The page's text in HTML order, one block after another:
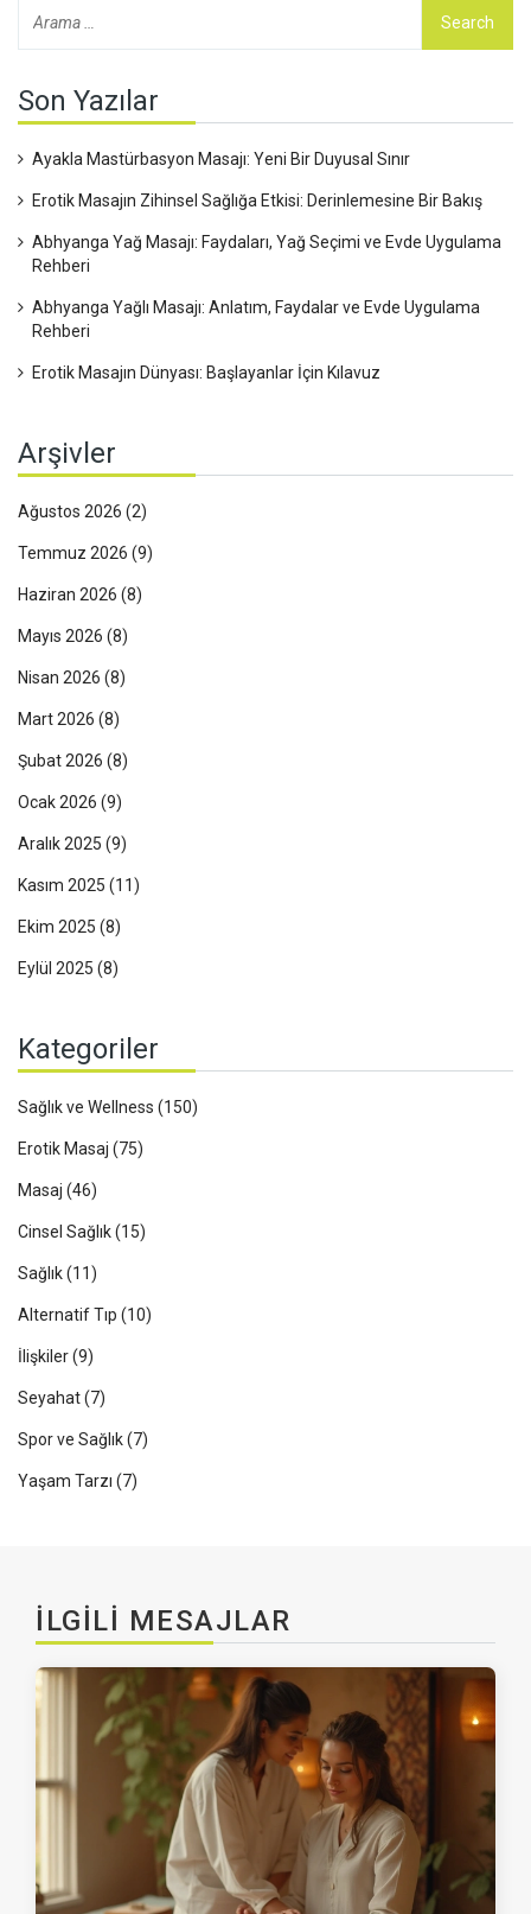
Son Yazılar
Ayakla Mastürbasyon Masajı: Yeni Bir Duyusal Sınır
Erotik Masajın Zihinsel Sağlığa Etkisi: Derinlemesine Bir Bakış
Abhyanga Yağ Masajı: Faydaları, Yağ Seçimi ve Evde Uygulama
Rehberi
Abhyanga Yağlı Masajı: Anlatım, Faydalar ve Evde Uygulama
Rehberi
Erotik Masajın Dünyası: Başlayanlar İçin Kılavuz
Arşivler
Ağustos 2026 (2)
Temmuz 2026 (9)
Haziran 2026 (8)
Mayıs 2026 (8)
Nisan 2026 (8)
Mart 2026 (8)
Şubat 2026 (8)
Ocak 2026 (9)
Aralık 2025 (9)
Kasım 2025 (11)
Ekim 2025 (8)
Eylül 2025 (8)
Kategoriler
Sağlık ve Wellness (150)
Erotik Masaj (75)
Masaj (46)
Cinsel Sağlık(15)
Sağlık(11)
Alternatif Tıp (10)
İlişkiler(9)
Seyahat(7)
Spor ve Sağlık(7)
Yaşam Tarzı (7)
İLGILI MESAJLAR